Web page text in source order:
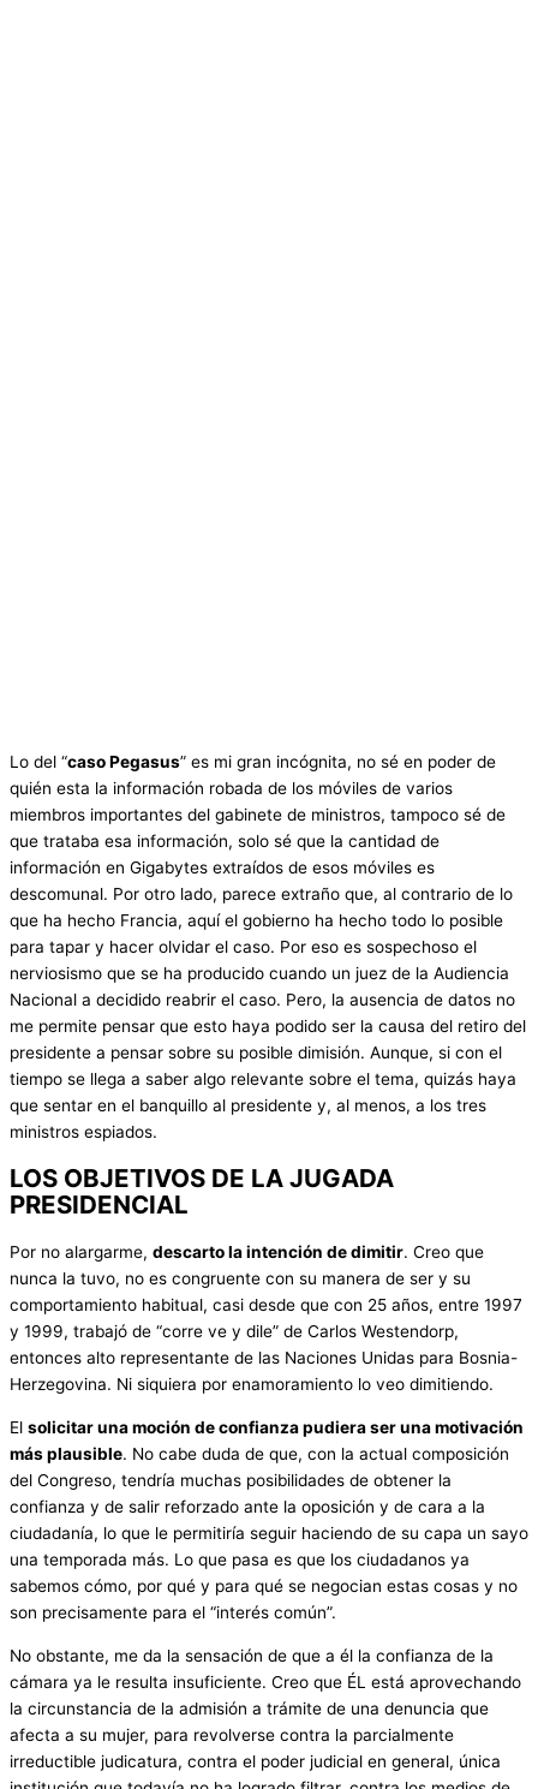
Lo del “caso Pegasus” es mi gran incógnita, no sé en poder de
quién esta la información robada de los móviles de varios
miembros importantes del gabinete de ministros, tampoco sé de
que trataba esa información, solo sé que la cantidad de
información en Gigabytes extraídos de esos móviles es
descomunal. Por otro lado, parece extraño que, al contrario de lo
que ha hecho Francia, aquí el gobierno ha hecho todo lo posible
para tapar y hacer olvidar el caso. Por eso es sospechoso el
nerviosismo que se ha producido cuando un juez de la Audiencia
Nacional a decidido reabrir el caso. Pero, la ausencia de datos no
me permite pensar que esto haya podido ser la causa del retiro del
presidente a pensar sobre su posible dimisión. Aunque, si con el
tiempo se llega a saber algo relevante sobre el tema, quizás haya
que sentar en el banquillo al presidente y, al menos, a los tres
ministros espiados.
LOS OBJETIVOS DE LA JUGADA
PRESIDENCIAL
Por no alargarme, descarto la intención de dimitir. Creo que
nunca la tuvo, no es congruente con su manera de ser y su
comportamiento habitual, casi desde que con 25 años, entre 1997
y 1999, trabajó de “corre ve y dile” de Carlos Westendorp,
entonces alto representante de las Naciones Unidas para Bosnia-
Herzegovina. Ni siquiera por enamoramiento lo veo dimitiendo.
El solicitar una moción de confianza pudiera ser una motivación
más plausible. No cabe duda de que, con la actual composición
del Congreso, tendría muchas posibilidades de obtener la
confianza y de salir reforzado ante la oposición y de cara a la
ciudadanía, lo que le permitiría seguir haciendo de su capa un sayo
una temporada más. Lo que pasa es que los ciudadanos ya
sabemos cómo, por qué y para qué se negocian estas cosas y no
son precisamente para el “interés común”.
No obstante, me da la sensación de que a él la confianza de la
cámara ya le resulta insuficiente. Creo que ÉL está aprovechando
la circunstancia de la admisión a trámite de una denuncia que
afecta a su mujer, para revolverse contra la parcialmente
irreductible judicatura, contra el poder judicial en general, única